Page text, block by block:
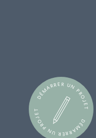
DÉMARRER UN PROJET
DÉMARRER UN PROJET